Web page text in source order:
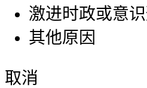
激进时政或意
其他原因
取消